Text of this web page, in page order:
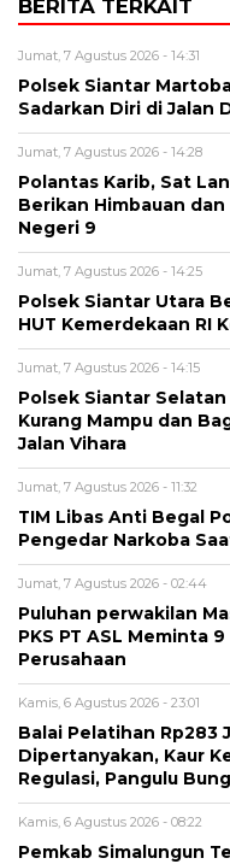
BERITA TERKAIT
Jumat, 7 Agustus 2026 - 14:31
Polsek Siantar
Sadarkan Diri di Jalan
Jumat, 7 Agustus 2026 - 14:28
Polantas Karib, Sat
Berikan Himbauan dan
Negeri 9
Jumat, 7 Agustus 2026 - 14:25
Polsek Siantar Utara
HUT Kemerdekaan RI
Jumat, 7 Agustus 2026 - 14:15
Polsek Siantar
Kurang Mampu dan
Jalan Vihara
Jumat, 7 Agustus 2026 - 11:32
TIM Libas Anti Begal
Pengedar Narkoba
Jumat, 7 Agustus 2026 - 02:44
Puluhan perwakilan
PKS PT ASL Meminta
Perusahaan
Kamis, 6 Agustus 2026 - 23:01
Balai Pelatihan Rp283
Dipertanyakan, Kaur
Regulasi, Pangulu
Kamis, 6 Agustus 2026 - 08:22
Pemkab Simalungun